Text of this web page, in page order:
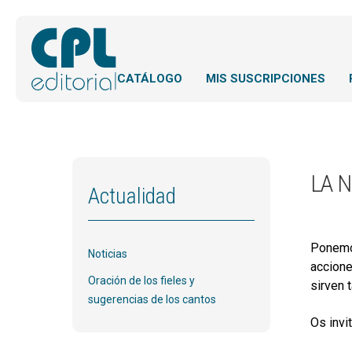
CATÁLOGO MIS SUSCRIPCIONES
LA
sirven
Os
Actualidad
Noticias
Oración de los fieles y
sugerencias de los cantos